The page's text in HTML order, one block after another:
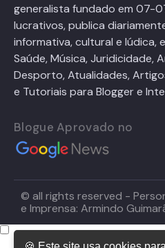
generalista fundado em 07-
lucrativos, publica
informativa, cultural e lúdica,
Saúde, Música, Juridicidade,
Desporto, Atualidades,
e Tutoriais para Blogger e
Blogue Aprovado no
© all rights reserved -
e Imprensa: Armindo